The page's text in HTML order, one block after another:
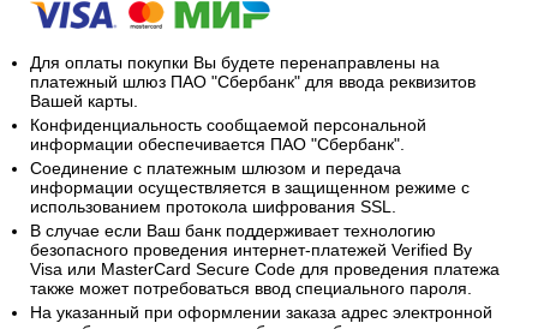
Для оплаты покупки Вы будете перенаправлены на
платежный шлюз ПАО "Сбербанк" для ввода реквизитов
Вашей карты.
Конфиденциальность сообщаемой персональной
информации обеспечивается ПАО "Сбербанк".
Соединение с платежным шлюзом и передача
информации осуществляется в защищенном режиме с
использованием протокола шифрования SSL.
В случае если Ваш банк поддерживает технологию
безопасного проведения интернет-платежей Verified By
Visa или MasterCard Secure Code для проведения платежа
также может потребоваться ввод специального пароля.
На указанный при оформлении заказа адрес электронной